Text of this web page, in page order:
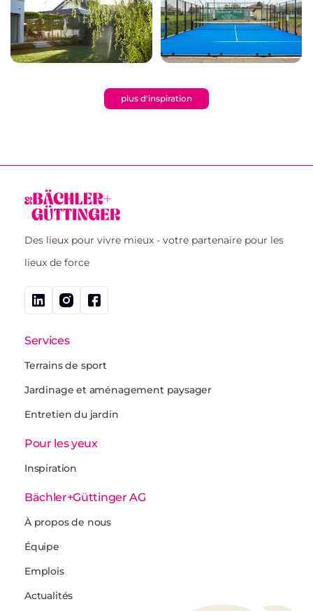
plus d'inspiration
Des lieux pour vivre mieux - votre partenaire pour les
lieux de force
Services
Terrains de sport
Jardinage et aménagement paysager
Entretien du jardin
Pour les yeux
Inspiration
Bächler+Güttinger AG
À propos de nous
Équipe
Emplois
Actualités